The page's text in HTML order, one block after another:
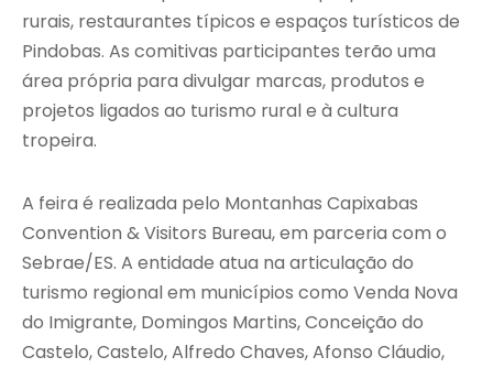
rurais, restaurantes típicos e espaços turísticos de
Pindobas. As comitivas participantes terão uma
área própria para divulgar marcas, produtos e
projetos ligados ao turismo rural e à cultura
tropeira.
A feira é realizada pelo Montanhas Capixabas
Convention & Visitors Bureau, em parceria com o
Sebrae/ES. A entidade atua na articulação do
turismo regional em municípios como Venda Nova
do Imigrante, Domingos Martins, Conceição do
Castelo, Castelo, Alfredo Chaves, Afonso Cláudio,